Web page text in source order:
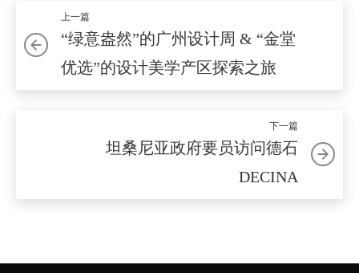
上一篇
“绿意盎然”的广州设计周 & “金堂
优选”的设计美学产区探索之旅
下一篇
坦桑尼亚政府要员访问德石
DECINA